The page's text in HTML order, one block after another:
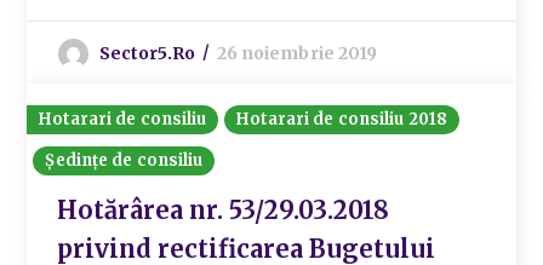
Sector5.ro 26 noiembrie 2019
Hotarari de consiliu
Hotarari de consiliu 2018
Ședințe de consiliu
Hotărârea nr. 53/29.03.2018
privind rectificarea Bugetului